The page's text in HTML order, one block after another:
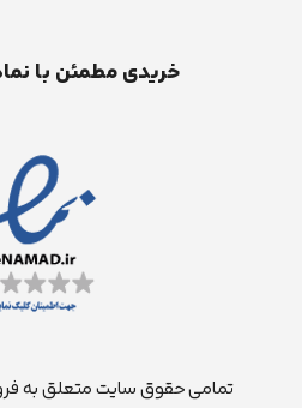
خریدی مطمئن با
تمامی حقوق سایت متعلق به